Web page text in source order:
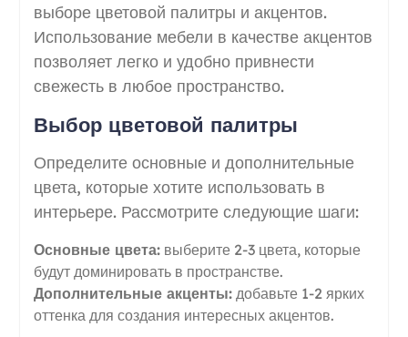
выборе цветовой палитры и акцентов.
Использование мебели в качестве акцентов
позволяет легко и удобно привнести
свежесть в любое пространство.
Выбор цветовой палитры
Определите основные и дополнительные
цвета, которые хотите использовать в
интерьере. Рассмотрите следующие шаги:
Основные цвета:выберите 2-3 цвета, которые
будут доминировать в пространстве.
Дополнительные акценты:добавьте 1-2 ярких
оттенка для создания интересных акцентов.